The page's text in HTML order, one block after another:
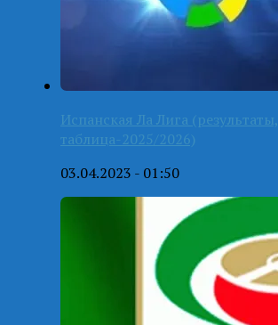
Испанская Ла Лига (результаты,
таблица-2025/2026)
03.04.2023 - 01:50